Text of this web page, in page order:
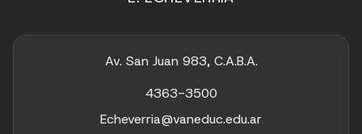
Av. San Juan 983, C.A.B.A.
4363-3500
Echeverria@vaneduc.edu.ar